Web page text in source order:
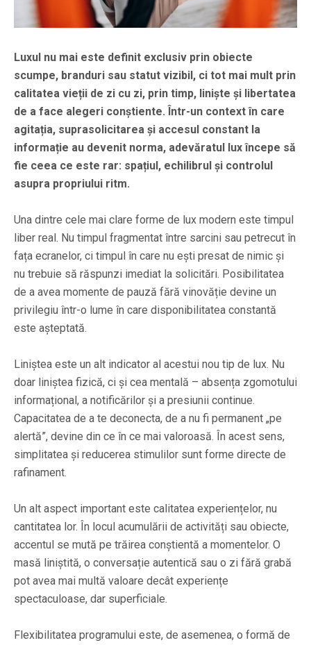
Luxul nu mai este definit exclusiv prin obiecte
scumpe, branduri sau statut vizibil, ci tot mai mult prin
calitatea vieții de zi cu zi, prin timp, liniște și libertatea
de a face alegeri conștiente. Într-un context în care
agitația, suprasolicitarea și accesul constant la
informație au devenit norma, adevăratul lux începe să
fie ceea ce este rar: spațiul, echilibrul și controlul
asupra propriului ritm.
Una dintre cele mai clare forme de lux modern este timpul
liber real. Nu timpul fragmentat între sarcini sau petrecut în
fața ecranelor, ci timpul în care nu ești presat de nimic și
nu trebuie să răspunzi imediat la solicitări. Posibilitatea
de a avea momente de pauză fără vinovăție devine un
privilegiu într-o lume în care disponibilitatea constantă
este așteptată.
Liniștea este un alt indicator al acestui nou tip de lux. Nu
doar liniștea fizică, ci și cea mentală – absența zgomotului
informațional, a notificărilor și a presiunii continue.
Capacitatea de a te deconecta, de a nu fi permanent „pe
alertă”, devine din ce în ce mai valoroasă. În acest sens,
simplitatea și reducerea stimulilor sunt forme directe de
rafinament.
Un alt aspect important este calitatea experiențelor, nu
cantitatea lor. În locul acumulării de activități sau obiecte,
accentul se mută pe trăirea conștientă a momentelor. O
masă liniștită, o conversație autentică sau o zi fără grabă
pot avea mai multă valoare decât experiențe
spectaculoase, dar superficiale.
Flexibilitatea programului este, de asemenea, o formă de